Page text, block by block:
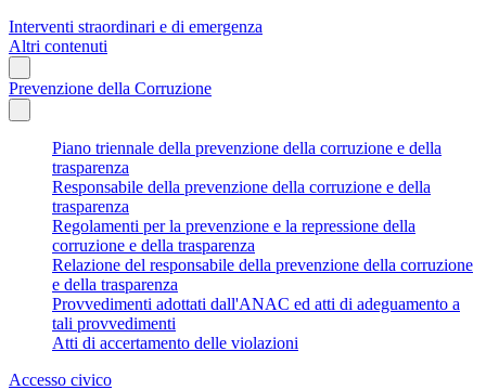
Interventi straordinari e di emergenza
Altri contenuti
Prevenzione della Corruzione
Piano triennale della prevenzione della corruzione e della
trasparenza
Responsabile della prevenzione della corruzione e della
trasparenza
Regolamenti per la prevenzione e la repressione della
corruzione e della trasparenza
Relazione del responsabile della prevenzione della corruzione
e della trasparenza
Provvedimenti adottati dall'ANAC ed atti di adeguamento a
tali provvedimenti
Atti di accertamento delle violazioni
Accesso civico